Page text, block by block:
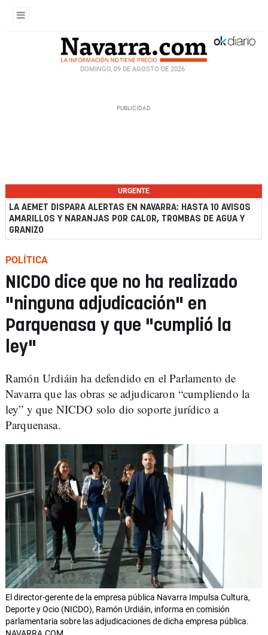
DOMINGO, 09 DE AGOSTO DE 2026
URGENTE
LA AEMET DISPARA ALERTAS EN NAVARRA: HASTA 10 AVISOS
AMARILLOS Y NARANJAS POR CALOR, TROMBAS DE AGUA Y
GRANIZO
POLÍTICA
NICDO dice que no ha realizado
"ninguna adjudicación" en
Parquenasa y que "cumplió la
ley"
Ramón Urdiáin ha defendido en el Parlamento de
Navarra que las obras se adjudicaron “cumpliendo la
ley” y que NICDO solo dio soporte jurídico a
Parquenasa.
El director-gerente de la empresa pública Navarra Impulsa Cultura,
Deporte y Ocio (NICDO), Ramón Urdiáin, informa en comisión
parlamentaria sobre las adjudicaciones de dicha empresa pública.